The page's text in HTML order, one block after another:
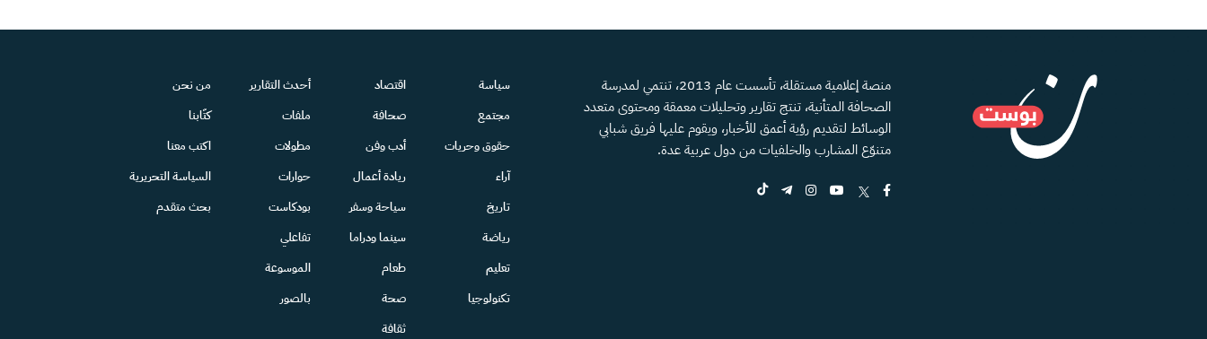
منصة إعلامية مستقلة، تأسست عام 2013، تنتمي لمدرسة
الصحافة المتأنية، تنتج تقارير وتحليلات معمقة ومحتوى متعدد
الوسائط لتقديم رؤية أعمق للأخبار، ويقوم عليها فريق شبابي
متنوّع المشارب والخلفيات من دول عربية عدة.
سياسة
مجتمع
حقوق وحريات
آراء
تاريخ
رياضة
تعليم
تكنولوجيا
اقتصاد
صحافة
أدب وفن
ريادة أعمال
سياحة وسفر
سينما ودراما
طعام
صحة
ثقافة
أحدث التقارير
ملفات
مطولات
حوارات
بودكاست
تفاعلي
الموسوعة
بالصور
من نحن
كتّابنا
اكتب معنا
السياسة التحريرية
بحث متقدم